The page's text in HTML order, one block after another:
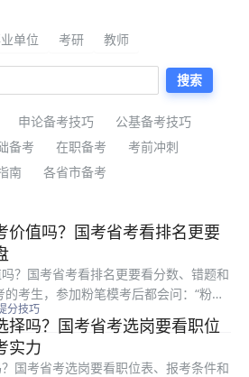
单位 考研 教师
搜索
申论备考技巧
公基备考技巧
备考 在职备考
考前冲刺
南 各省市备考
价值吗？国考省考看排名更要
？国考省考看排名更要看分数、错题和
考生，参加粉笔模考后都会问：“粉笔
案是：有参考价值，但不能只看排
解自己在同场练习人群中的位置，但它
分技巧
择吗？国考省考选岗要看职位
实力
国考省考选岗要看职位表、报考条件和